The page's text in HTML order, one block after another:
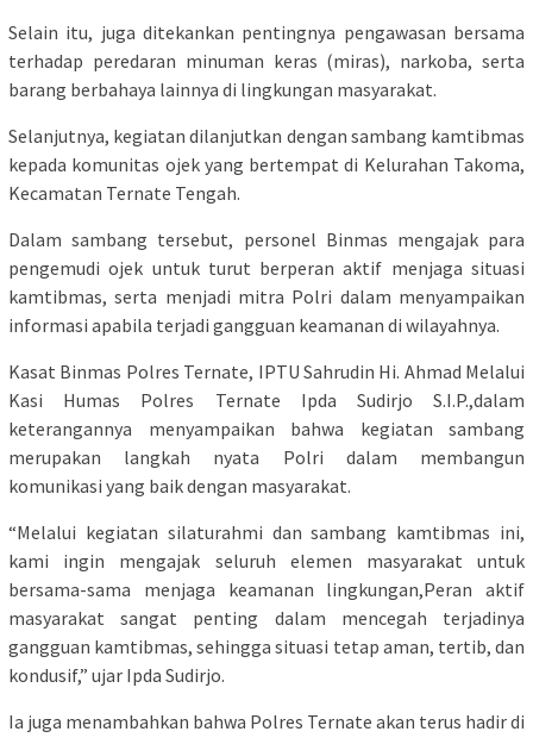
Selain itu, juga ditekankan pentingnya pengawasan bersama
terhadap peredaran minuman keras (miras), narkoba, serta
barang berbahaya lainnya di lingkungan masyarakat.
Selanjutnya, kegiatan dilanjutkan dengan sambang kamtibmas
kepada komunitas ojek yang bertempat di Kelurahan Takoma,
Kecamatan Ternate Tengah.
Dalam sambang tersebut, personel Binmas mengajak para
pengemudi ojek untuk turut berperan aktif menjaga situasi
kamtibmas, serta menjadi mitra Polri dalam menyampaikan
informasi apabila terjadi gangguan keamanan di wilayahnya.
Kasat Binmas Polres Ternate, IPTU Sahrudin Hi. Ahmad Melalui
Kasi Humas Polres Ternate Ipda Sudirjo S.I.P.,dalam
keterangannya menyampaikan bahwa kegiatan sambang
merupakan langkah nyata Polri dalam membangun
komunikasi yang baik dengan masyarakat.
“Melalui kegiatan silaturahmi dan sambang kamtibmas ini,
kami ingin mengajak seluruh elemen masyarakat untuk
bersama-sama menjaga keamanan lingkungan,Peran aktif
masyarakat sangat penting dalam mencegah terjadinya
gangguan kamtibmas, sehingga situasi tetap aman, tertib, dan
kondusif,” ujar Ipda Sudirjo.
Ia juga menambahkan bahwa Polres Ternate akan terus hadir di